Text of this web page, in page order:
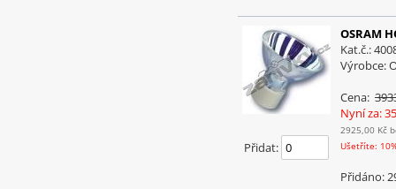
Přidat:
OSRAM
Kat.č.:
Výrobce:
Cena:
Nyní za:
2925,00 Kč
Ušetříte:
Přidáno: